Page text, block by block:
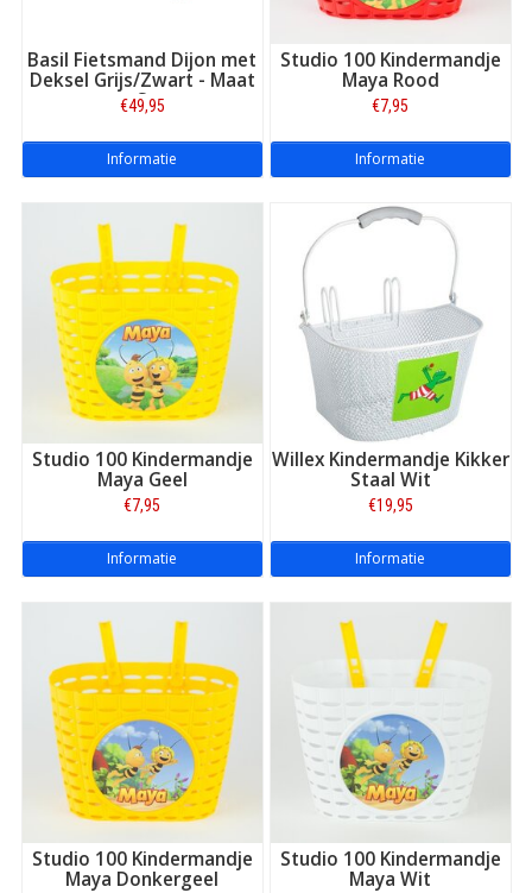
en online bereikbaarheid
Beste reviews:zeer hoge waardering van onze klanten
Riant assortiment: elk merk, elk type fietstas!
Basil Fietsmand Dijon met
Deksel Grijs/Zwart - Maat
S
€49,95
Informatie
Studio 100 Kindermandje
Maya Rood
€7,95
Informatie
Studio 100 Kindermandje
Maya Geel
€7,95
Informatie
Willex Kindermandje Kikker
Staal Wit
€19,95
Informatie
Studio 100 Kindermandje
Maya Donkergeel
Studio 100 Kindermandje
Maya Wit